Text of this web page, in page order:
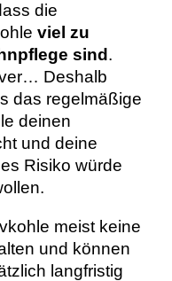
die
viel zu
sind .
Deshalb
das regelmäßige
deinen
und deine
Risiko würde
meist keine
und können
langfristig